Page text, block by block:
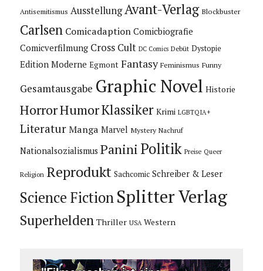
Antisemitismus Ausstellung Avant-Verlag Blockbuster
Carlsen Comicadaption Comicbiografie
Comicverfilmung Cross Cult DC Comics Debüt Dystopie
Edition Moderne Egmont Fantasy Feminismus Funny
Gesamtausgabe Graphic Novel Historie
HorrorHumorKlassiker Krimi LGBTQIA+
Literatur Manga Marvel Mystery Nachruf
Nationalsozialismus Panini Politik Preise Queer
Religion Reprodukt Sachcomic Schreiber & Leser
Science Fiction Splitter Verlag
Superhelden Thriller USA Western